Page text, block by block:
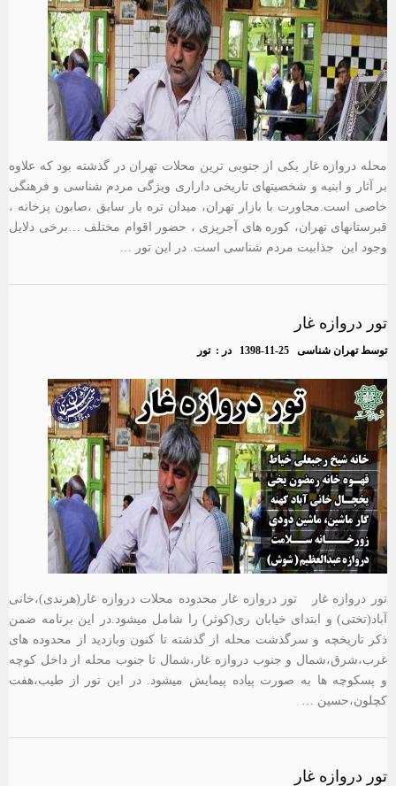
محله دروازه غار یکی از جنوبی ترین محلات تهران در گذشته بود که علاوه
بر آثار و ابنیه و شخصیتهای تاریخی داراری ویژگی مردم شناسی و فرهنگی
خاصی است.مجاورت با بازار تهران، میدان تره بار سابق ،صابون پزخانه ،
قبرستانهای تهران، کوره های آجرپزی ، حضور اقوام مختلف …برخی دلایل
وجود این جذابیت مردم شناسی است. در این تور …
تور دروازه غار
توسطتهران شناسی 1398-11-25 در :تور
تور دروازه غار تور دروازه غار محدوده محلات دروازه غار(هرندی)،خانی
آباد(تختی) و ابتدای خیابان ری(کوثر) را شامل میشود.در این برنامه ضمن
ذکر تاریخچه و سرگذشت محله از گذشته تا کنون وبازدید از محدوده های
غرب،شرق،شمال و جنوب دروازه غار،شمال تا جنوب محله از داخل کوچه
و پسکوچه ها به صورت پیاده پیمایش میشود. در این تور از طیب،هفت
کچلون،حسین …
تور دروازه غار